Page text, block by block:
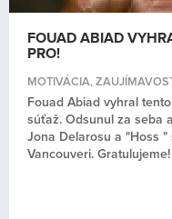
FOUAD ABIAD
PRO!
MOTIVÁCIA,
Fouad Abiad vyhral
súťaž. Odsunul za seba
Jona Delarosu a "Hoss
Vancouveri. Gratulujeme!